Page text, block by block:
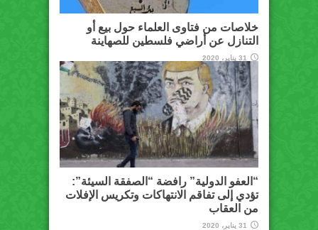
خلاصات من فتاوى العلماء حول بيع أو
التنازل عن أراضي فلسطين للصهاينة
31 يناير، 2020
“العفو الدولية” رافضة “الصفقة السيئة”:
تؤدي إلى تفاقم الانتهاكات وتكريس الإفلات
من العقاب
31 يناير، 2020